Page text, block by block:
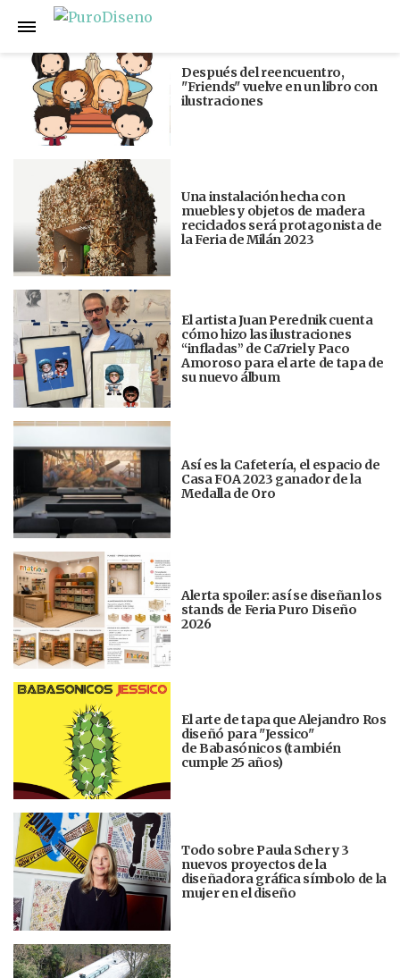
Anterior
Después del reencuentro,
"Friends" vuelve en un libro con
ilustraciones
Una instalación hecha con
muebles y objetos de madera
reciclados será protagonista de
la Feria de Milán 2023
El artista Juan Perednik cuenta
cómo hizo las ilustraciones
“infladas” de Ca7riel y Paco
Amoroso para el arte de tapa de
su nuevo álbum
Así es la Cafetería, el espacio de
Casa FOA 2023 ganador de la
Medalla de Oro
Alerta spoiler: así se diseñan los
stands de Feria Puro Diseño
2026
El arte de tapa que Alejandro Ros
diseñó para "Jessico"
de Babasónicos (también
cumple 25 años)
Todo sobre Paula Scher y 3
nuevos proyectos de la
diseñadora gráfica símbolo de la
mujer en el diseño
Siguiente